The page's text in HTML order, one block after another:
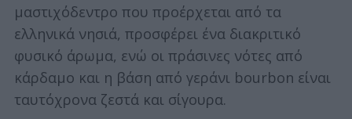
μαστιχόδεντρο που προέρχεται από τα
ελληνικά νησιά, προσφέρει ένα διακριτικό
φυσικό άρωμα, ενώ οι πράσινες νότες από
κάρδαμο και η βάση από γεράνι bourbon είναι
ταυτόχρονα ζεστά και σίγουρα.